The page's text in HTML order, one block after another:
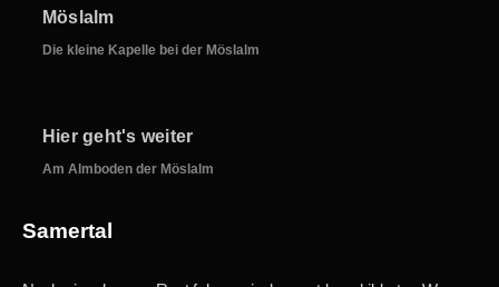
Möslalm
Die kleine Kapelle bei der Möslalm
Hier geht's weiter
Am Almboden der Möslalm
Samertal